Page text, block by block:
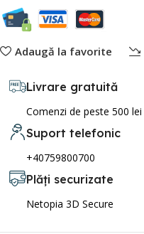
Adaugă la favorite
Livrare gratuită
Comenzi de peste 500 lei
Suport telefonic
+40759800700
Plăți securizate
Netopia 3D Secure